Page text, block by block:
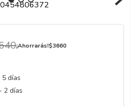
¡Ahorrarás!$3660
días
2 días
10.
175